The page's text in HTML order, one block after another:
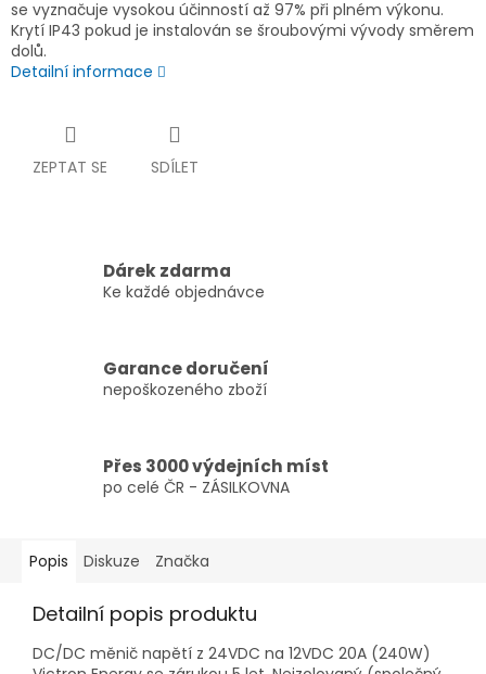
se vyznačuje vysokou účinností až 97% při plném výkonu.
Krytí IP43 pokud je instalován se šroubovými vývody směrem
dolů.
Detailní informace
ZEPTAT SE SDÍLET
Dárek zdarma
Ke každé objednávce
Garance doručení
nepoškozeného zboží
Přes 3000 výdejních míst
po celé ČR - ZÁSILKOVNA
Popis Diskuze Značka
Detailní popis produktu
DC/DC měnič napětí z 24VDC na 12VDC 20A (240W)